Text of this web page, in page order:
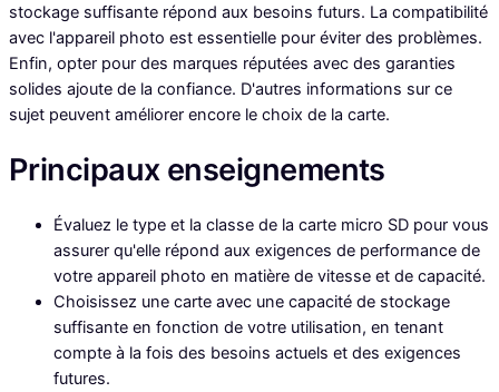
stockage suffisante répond aux besoins futurs. La compatibilité
avec l'appareil photo est essentielle pour éviter des problèmes.
Enfin, opter pour des marques réputées avec des garanties
solides ajoute de la confiance. D'autres informations sur ce
sujet peuvent améliorer encore le choix de la carte.
Principaux enseignements
Évaluez le type et la classe de la carte micro SD pour vous
assurer qu'elle répond aux exigences de performance de
votre appareil photo en matière de vitesse et de capacité.
Choisissez une carte avec une capacité de stockage
suffisante en fonction de votre utilisation, en tenant
compte à la fois des besoins actuels et des exigences
futures.